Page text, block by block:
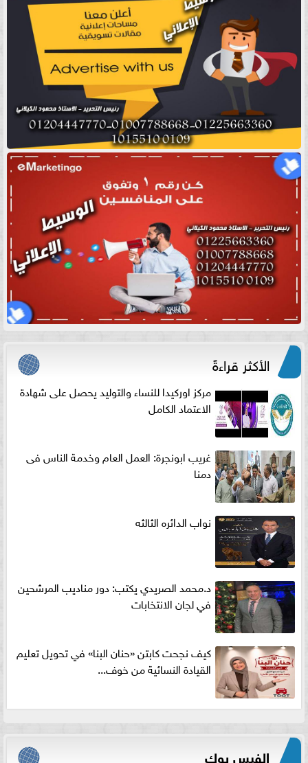
الأكثر قراءةً
مركز اوركيدا للنساء والتوليد يحصل على شهادة
الاعتماد الكامل
غريب ابونجرة: العمل العام وخدمة الناس فى
دمنا
نواب الدائره الثالثه
د.محمد الصريدي يكتب: دور مناديب المرشحين
في لجان الانتخابات
كيف نجحت كابتن «حنان البنا» في تحويل تعليم
القيادة النسائية من خوف...
الفيس بوك